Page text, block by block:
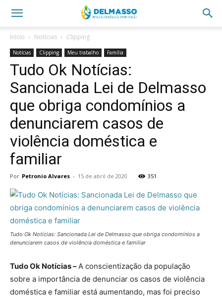
Início Notícias Clipping
Notícias Clipping Meu trabalho Família
Tudo Ok Notícias:
Sancionada Lei de Delmasso
que obriga condomínios a
denunciarem casos de
violência doméstica e
familiar
Por Petronio Alvares - 15 de abril de 2020 351
Tudo Ok Notícias: Sancionada Lei de Delmasso que obriga condomínios a
denunciarem casos de violência doméstica e familiar
Tudo Ok Notícias –A conscientização da população
sobre a importância de denunciar os casos de violência
doméstica e familiar está aumentando, mas foi preciso